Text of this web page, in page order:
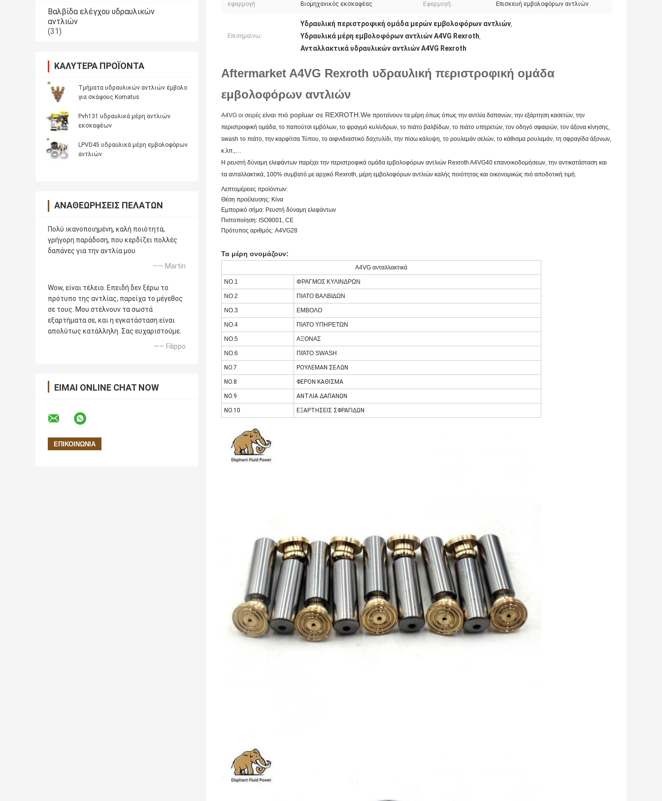
Βαλβίδα ελέγχου υδραυλικών
αντλιών
(31)
ΚΑΛΎΤΕΡΑ ΠΡΟΪΌΝΤΑ
Τμήματα υδραυλικών αντλιών έμβολο
για σκάφους Komatus
Pvh131 υδραυλικά μέρη αντλιών
εκσκαφέων
LPVD45 υδραυλικά μέρη εμβολοφόρων
αντλιών
ΑΝΑΘΕΩΡΉΣΕΙΣ ΠΕΛΑΤΏΝ
Πολύ ικανοποιημένη, καλή ποιότητα,
γρήγορη παράδοση, που κερδίζει πολλές
δαπάνες για την αντλία μου
—— Martin
Wow, είναι τέλειο. Επειδή δεν ξέρω το
πρότυπο της αντλίας, παρείχα το μέγεθος
σε τους. Μου στέλνουν τα σωστά
εξαρτήματα σε, και η εγκατάσταση είναι
απολύτως κατάλληλη. Σας ευχαριστούμε.
—— Filippo
ΕΊΜΑΙ ONLINE CHAT NOW
εφαρμογή: Βιομηχανικός εκσκαφέας Εφαρμογή: Επισκευή εμβολοφόρων αντλιών
Επισημαίνω:
Υδραυλική περιστροφική ομάδα μερών εμβολοφόρων αντλιών,
Υδραυλικά μέρη εμβολοφόρων αντλιών A4VG Rexroth,
Ανταλλακτικά υδραυλικών αντλιών A4VG Rexroth
Aftermarket A4VG Rexroth υδραυλική περιστροφική ομάδα
εμβολοφόρων αντλιών
A4VG οι σειρές είναι πιό popluar σε REXROTH.We προτείνουν τα μέρη όπως όπως την αντλία δαπανών, την εξάρτηση κασετών, την
περιστροφική ομάδα, το παπούτσι εμβόλων, το φραγμό κυλίνδρων, το πιάτο βαλβίδων, το πιάτο υπηρετών, τον οδηγό σφαιρών, τον άξονα κίνησης,
swash το πιάτο, την καρφίτσα Τύπου, το αιφνιδιαστικό δαχτυλίδι, την πίσω κάλυψη, το ρουλεμάν σελών, το κάθισμα ρουλεμάν, τη σφραγίδα άξονων,
κ.λπ.,…
Η ρευστή δύναμη ελεφάντων παρέχει την περιστροφικά ομάδα εμβολοφόρων αντλιών Rexroth A4VG40 επανοικοδομήσεων, την αντικατάσταση και
τα ανταλλακτικά, 100% συμβατό με αρχικό Rexroth, μέρη εμβολοφόρων αντλιών καλής ποιότητας και οικονομικώς πιό αποδοτική τιμή.
Λεπτομέρειες προϊόντων:
Θέση προέλευσης: Κίνα
Εμπορικό σήμα: Ρευστή δύναμη ελεφάντων
Πιστοποίηση: ISO9001, CE
Πρότυπος αριθμός: A4VG28
Τα μέρη ονομάζουν:
A4VG ανταλλακτικά
NO.1 ΦΡΑΓΜΟΣ ΚΥΛΙΝΔΡΩΝ
NO.2 ΠΙΑΤΟ ΒΑΛΒΙΔΩΝ
NO.3 ΕΜΒΟΛΟ
NO.4 ΠΙΑΤΟ ΥΠΗΡΕΤΩΝ
NO.5 ΑΞΟΝΑΣ
NO.6 ΠΙΆΤΟ SWASH
NO.7 ΡΟΥΛΕΜΑΝ ΣΕΛΩΝ
NO.8 ΦΕΡΟΝ ΚΑΘΙΣΜΑ
NO.9 ΑΝΤΛΙΑ ΔΑΠΑΝΩΝ
NO.10 ΕΞΑΡΤΗΣΕΙΣ ΣΦΡΑΓΙΔΩΝ